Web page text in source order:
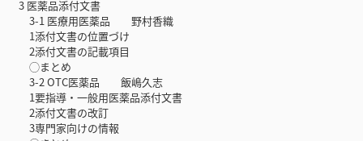
3 医薬品添付文書
3-1 医療用医薬品 野村香織
1添付文書の位置づけ
2添付文書の記載項目
◯まとめ
3-2 OTC医薬品 飯嶋久志
1要指導・一般用医薬品添付文書
2添付文書の改訂
3専門家向けの情報